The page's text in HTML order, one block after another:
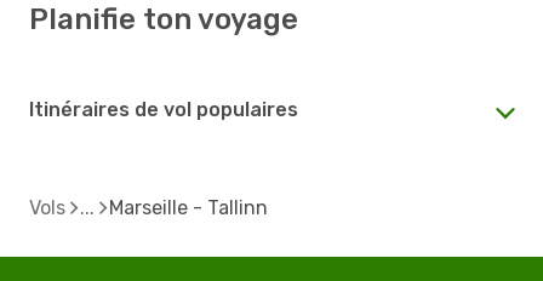
Planifie ton voyage
Itinéraires de vol populaires
Vols Marseille - Tallinn